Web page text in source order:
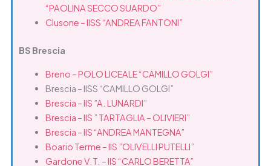
“PAOLINA SECCO SUARDO”
Clusone – IISS “ANDREA FANTONI”
BS Brescia
Breno – POLO LICEALE “CAMILLO GOLGI”
Brescia – IISS “CAMILLO GOLGI”
Brescia – IIS ”A. LUNARDI”
Brescia – IIS ” TARTAGLIA – OLIVIERI”
Brescia – IIS “ANDREA MANTEGNA”
Boario Terme – IIS ”OLIVELLI PUTELLI”
Gardone V.T. – IIS “CARLO BERETTA”